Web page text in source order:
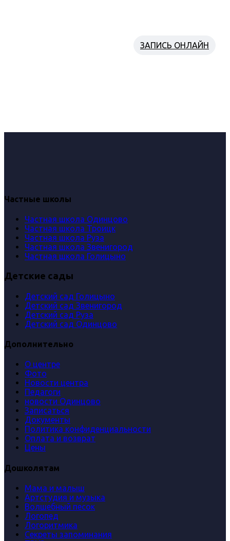
ЗАПИСЬ ОНЛАЙН
Частные школы
Частная школа Одинцово
Частная школа Троицк
Частная школа Руза
Частная школа Звенигород
Частная школа Голицыно
Детские сады
Детский сад Голицыно
Детский сад Звенигород
Детский сад Руза
Детский сад Одинцово
Дополнительно
О центре
Фото
Новости центра
Педагоги
новости Одинцово
Записаться
Документы
Политика конфиденциальности
Оплата и возврат
Цены
Дошколятам
Мама и малыш
Артстудия и музыка
Волшебный песок
Логопед
Логоритмика
Секреты запоминания